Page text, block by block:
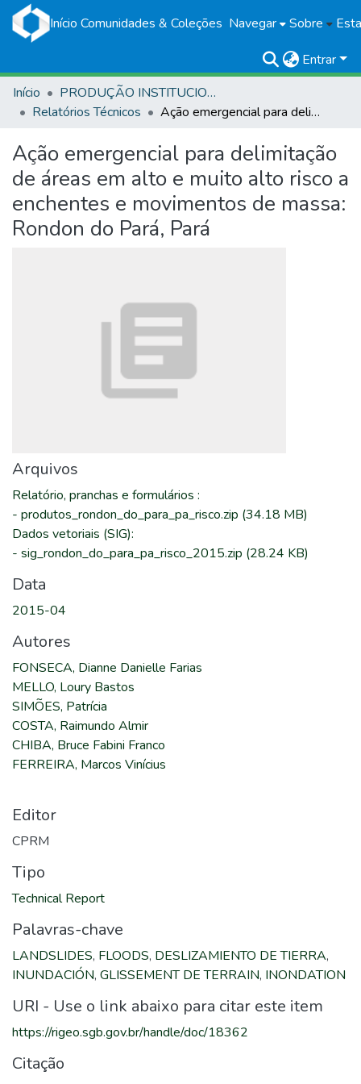
Início Comunidades & Coleções Navegar Sobre
Entrar
Início
PRODUÇÃO INSTITUCIONAL
Relatórios Técnicos
Ação emergencial para delimitação de áreas em alto e muito alto risco a enchentes e movimentos de massa: Rondon do Pará, Pará
Ação emergencial para delimitação
de áreas em alto e muito alto risco a
enchentes e movimentos de massa:
Rondon do Pará, Pará
Arquivos
Relatório, pranchas e formulários :
- produtos_rondon_do_para_pa_risco.zip (34.18 MB)
Dados vetoriais (SIG):
- sig_rondon_do_para_pa_risco_2015.zip (28.24 KB)
Data
2015-04
Autores
FONSECA, Dianne Danielle Farias
MELLO, Loury Bastos
SIMÕES, Patrícia
COSTA, Raimundo Almir
CHIBA, Bruce Fabini Franco
FERREIRA, Marcos Vinícius
Editor
CPRM
Tipo
Technical Report
Palavras-chave
LANDSLIDES, FLOODS, DESLIZAMIENTO DE TIERRA,
INUNDACIÓN, GLISSEMENT DE TERRAIN, INONDATION
URI - Use o link abaixo para citar este item
https://rigeo.sgb.gov.br/handle/doc/18362
Citação